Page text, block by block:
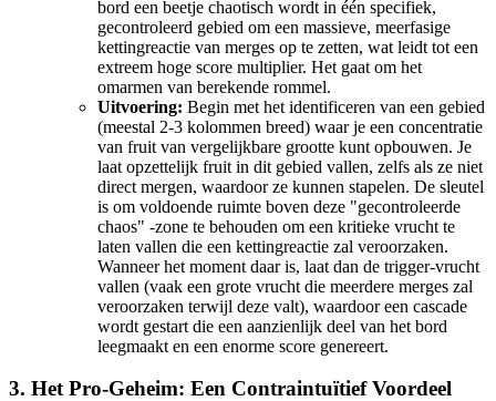
bord een beetje chaotisch wordt in één specifiek,
gecontroleerd gebied om een massieve, meerfasige
kettingreactie van merges op te zetten, wat leidt tot een
extreem hoge score multiplier. Het gaat om het
omarmen van berekende rommel.
Uitvoering: Begin met het identificeren van een gebied
(meestal 2-3 kolommen breed) waar je een concentratie
van fruit van vergelijkbare grootte kunt opbouwen. Je
laat opzettelijk fruit in dit gebied vallen, zelfs als ze niet
direct mergen, waardoor ze kunnen stapelen. De sleutel
is om voldoende ruimte boven deze "gecontroleerde
chaos" -zone te behouden om een kritieke vrucht te
laten vallen die een kettingreactie zal veroorzaken.
Wanneer het moment daar is, laat dan de trigger-vrucht
vallen (vaak een grote vrucht die meerdere merges zal
veroorzaken terwijl deze valt), waardoor een cascade
wordt gestart die een aanzienlijk deel van het bord
leegmaakt en een enorme score genereert.
3. Het Pro-Geheim: Een Contraintuïtief Voordeel